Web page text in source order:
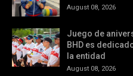
August 08, 2026
Juego de
BHD es
la entidad
August 08, 2026